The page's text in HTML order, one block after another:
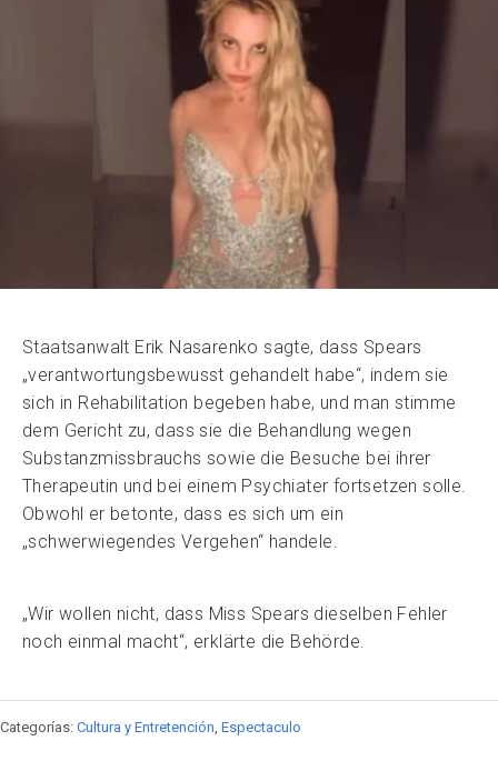
Staatsanwalt Erik Nasarenko sagte, dass Spears
„verantwortungsbewusst gehandelt habe“, indem sie
sich in Rehabilitation begeben habe, und man stimme
dem Gericht zu, dass sie die Behandlung wegen
Substanzmissbrauchs sowie die Besuche bei ihrer
Therapeutin und bei einem Psychiater fortsetzen solle.
Obwohl er betonte, dass es sich um ein
„schwerwiegendes Vergehen“ handele.
„Wir wollen nicht, dass Miss Spears dieselben Fehler
noch einmal macht“, erklärte die Behörde.
Categorías: Cultura y Entretención Espectaculo